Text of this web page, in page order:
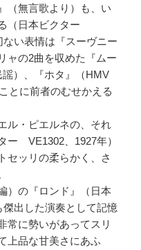
（無言歌より）も、い
（日本ビクター
い表情は『スーヴニー
ャの2曲を収めた『ムー
謡）、『ホタ』（HMV
とに前者のむせかえる
ル・ピエルネの、それ
ー VE1302、1927年）
セッリの柔らかく、さ
）の『ロンド』（日本
出した演奏として記憶
常に勢いがあってスリ
上品な甘美さにあふ